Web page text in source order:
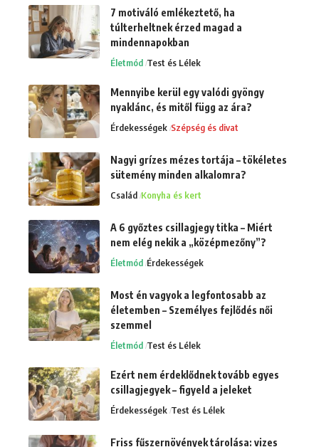
7 motiváló emlékeztető, ha
túlterheltnek érzed magad a
mindennapokban
Életmód Test és Lélek
Mennyibe kerül egy valódi gyöngy
nyaklánc, és mitől függ az ára?
Érdekességek Szépség és divat
Nagyi grízes mézes tortája – tökéletes
sütemény minden alkalomra?
Család Konyha és kert
A 6 győztes csillagjegy titka – Miért
nem elég nekik a „középmezőny”?
Életmód Érdekességek
Most én vagyok a legfontosabb az
életemben – Személyes fejlődés női
szemmel
Életmód Test és Lélek
Ezért nem érdeklődnek tovább egyes
csillagjegyek – figyeld a jeleket
Érdekességek Test és Lélek
Friss fűszernövények tárolása: vizes